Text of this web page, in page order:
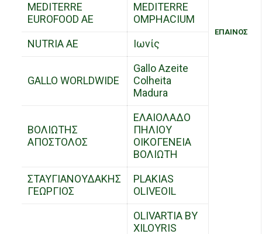
ΕΠΑΙΝΟΣ
MEDITERRE
EUROFOOD AE
MEDITERRE
OMPHACIUM
NUTRIA AE
Ιωνίς
GALLO WORLDWIDE
Gallo Azeite
Colheita
Madura
ΒΟΛΙΩΤΗΣ
ΑΠΟΣΤΟΛΟΣ
ΕΛΑΙΟΛΑΔΟ
ΠΗΛΙΟΥ
ΟΙΚΟΓΕΝΕΙΑ
ΒΟΛΙΩΤΗ
ΣΤΑΥΓΙΑΝΟΥΔΑΚΗΣ
ΓΕΩΡΓΙΟΣ
PLAKIAS
OLIVEOIL
OLIVARTIA BY
XILOYRIS